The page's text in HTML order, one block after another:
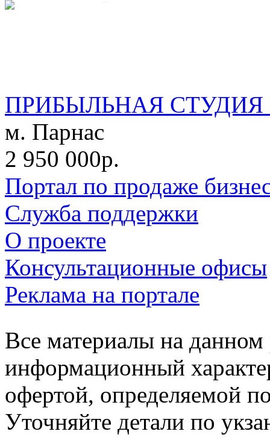
ПРИБЫЛЬНАЯ СТУДИЯ
м. Парнас
2 950 000р.
Портал по продаже
Служба поддержки
О проекте
Консультационные офисы
Реклама на портале
Все материалы на данном
информационный
офертой, определяемой
Уточняйте детали по